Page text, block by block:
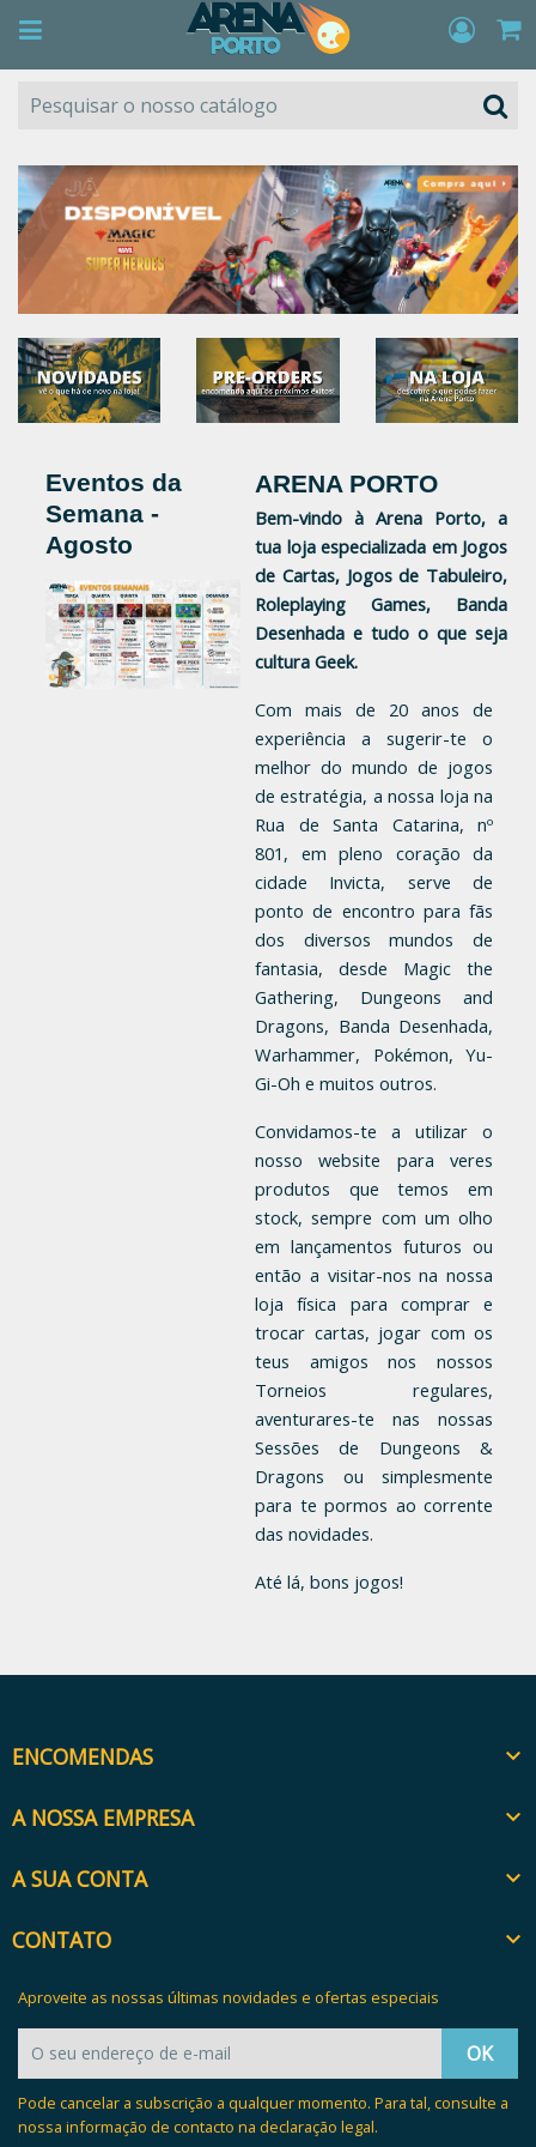
Eventos da
Semana -
Agosto
ARENA PORTO
Bem-vindo à Arena Porto, a
tua loja especializada em Jogos
de Cartas, Jogos de Tabuleiro,
Roleplaying Games, Banda
Desenhada e tudo o que seja
cultura Geek.
Com mais de 20 anos de
experiência a sugerir-te o
melhor do mundo de jogos
Rua de Santa Catarina, nº
801 , em pleno coração da
cidade Invicta, serve de
ponto de encontro para fãs
dos diversos mundos de
fantasia, desde Magic the
Gathering, Dungeons and
Dragons, Banda Desenhada,
Warhammer, Pokémon, Yu-
Gi-Oh e muitos outros.
Convidamos-te a utilizar o
nosso website para veres
produtos que temos em
stock, sempre com um olho
em lançamentos futuros ou
então a visitar-nos na nossa
loja física para comprar e
trocar cartas, jogar com os
teus amigos nos nossos
Torneios regulares,
aventurares-te nas nossas
Sessões de Dungeons &
Dragons ou simplesmente
para te pormos ao corrente
das novidades.
Até lá, bons jogos!
ENCOMENDAS 
A NOSSA EMPRESA 
A SUA CONTA 
CONTATO 
Aproveite as nossas últimas novidades e ofertas especiais
Pode cancelar a subscrição a qualquer momento. Para tal, consulte a
nossa informação de contacto na declaração legal.